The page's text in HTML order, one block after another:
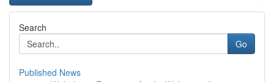
Search
Go
Published News